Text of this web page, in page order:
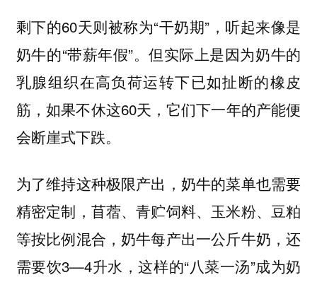
剩下的60天则被称为“干奶期”，听起来像是
奶牛的“带薪年假”。但实际上是因为奶牛的
乳腺组织在高负荷运转下已如扯断的橡皮
筋，如果不休这60天，它们下一年的产能便
会断崖式下跌。
为了维持这种极限产出，奶牛的菜单也需要
精密定制，苜蓿、青贮饲料、玉米粉、豆粕
等按比例混合，奶牛每产出一公斤牛奶，还
需要饮3—4升水，这样的“八菜一汤”成为奶